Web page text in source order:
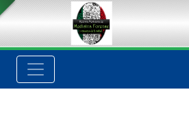
en odontología forense.